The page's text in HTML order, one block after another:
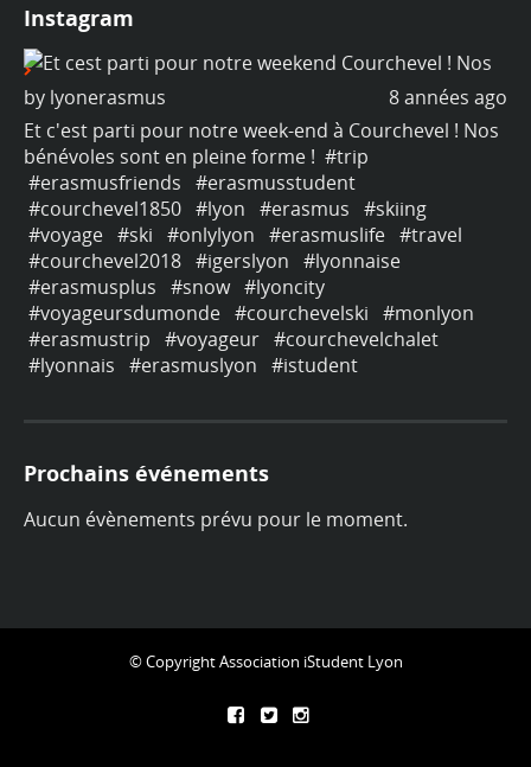
Instagram
8 années ago
by lyonerasmus
Et c'est parti pour notre week-end à Courchevel ! Nos
bénévoles sont en pleine forme ! #trip
#erasmusfriends #erasmusstudent
#courchevel1850 #lyon #erasmus #skiing
#voyage #ski #onlylyon #erasmuslife #travel
#courchevel2018 #igerslyon #lyonnaise
#erasmusplus #snow #lyoncity
#voyageursdumonde #courchevelski #monlyon
#erasmustrip #voyageur #courchevelchalet
#lyonnais #erasmuslyon #istudent
Prochains événements
Aucun évènements prévu pour le moment.
© Copyright Association iStudent Lyon